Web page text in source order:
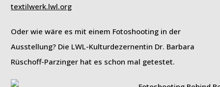
textilwerk.lwl.org
Oder wie wäre es mit einem Fotoshooting in der
Ausstellung? Die LWL-Kulturdezernentin Dr. Barbara
Rüschoff-Parzinger hat es schon mal getestet.